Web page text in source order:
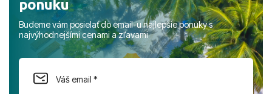
ponuku
Budeme vám posielať do email-u najlepšie ponuky s
najvýhodnejšími cenami a zľavami